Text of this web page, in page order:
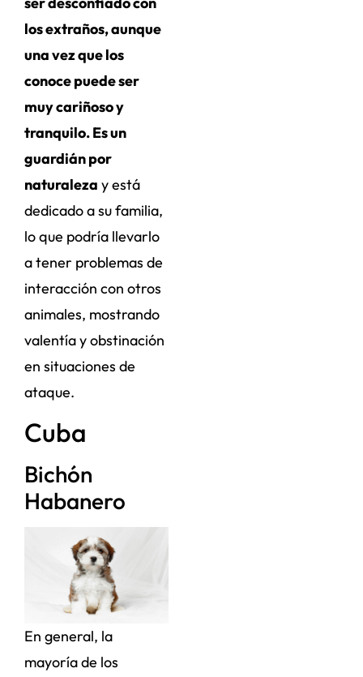
los extraños, aunque
una vez que los
conoce puede ser
muy cariñoso y
tranquilo. Es un
guardián por
naturaleza y está
dedicado a su familia,
lo que podría llevarlo
a tener problemas de
interacción con otros
animales, mostrando
valentía y obstinación
en situaciones de
ataque.
Cuba
Bichón
Habanero
En general, la
mayoría de los